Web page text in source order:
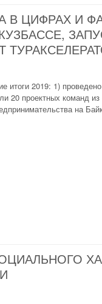
В ЦИФРАХ И
итоги 2019: 1)
20 проектных команд
на